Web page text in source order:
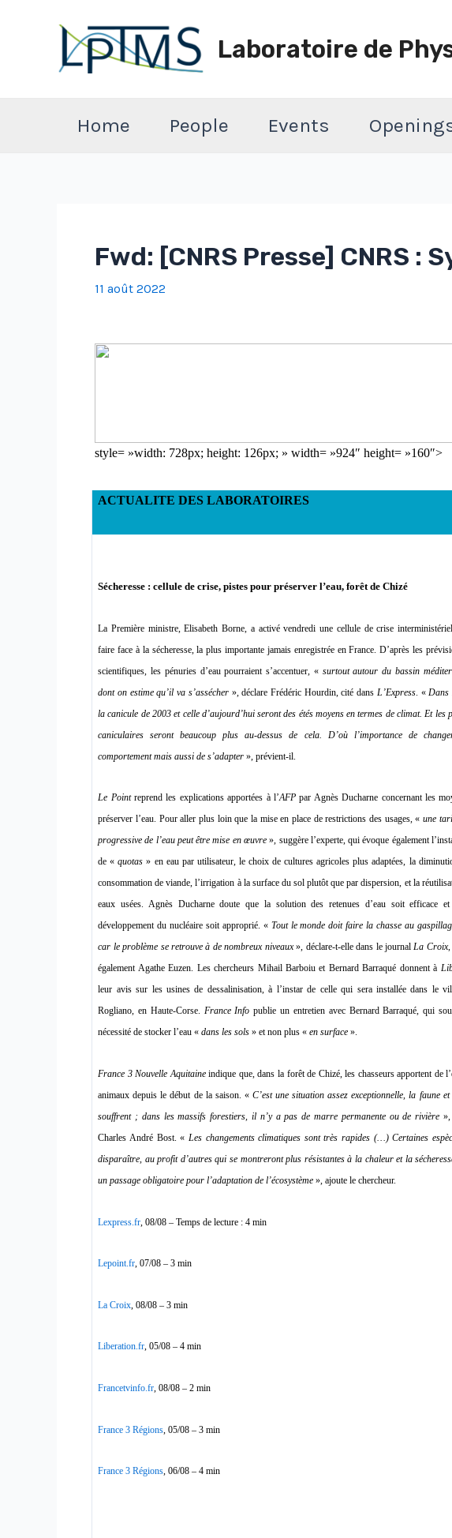
Laboratoire de
Home People Events
Fwd: [CNRS Presse] CNRS :
11 août 2022
style= »width: 728px; height: 126px; » width= »924″ height= »160″>
ACTUALITE DES LABORATOIRES
Sécheresse : cellule de crise, pistes pour préserver l’eau, forêt de Chizé
La Première ministre, Elisabeth Borne, a activé vendredi une cellule de crise
faire face à la sécheresse, la plus importante jamais enregistrée en France. D’après les
scientifiques, les pénuries d’eau pourraient s’accentuer, « surtout autour du bassin
dont on estime qu’il va s’assécher», déclare Frédéric Hourdin, cité dans L’Express. « Dans
la canicule de 2003 et celle d’aujourd’hui seront des étés moyens en termes de climat. Et les
caniculaires seront beaucoup plus au-dessus de cela. D’où l’importance de
comportement mais aussi de s’adapter », prévient-il.
Le Pointreprend les explications apportées à l’AFP par Agnès Ducharne concernant les
préserver l’eau. Pour aller plus loin que la mise en place de restrictions des usages, «une
progressive de l’eau peut être mise en œuvre», suggère l’experte, qui évoque également
de «quotas » en eau par utilisateur, le choix de cultures agricoles plus adaptées, la
consommation de viande, l’irrigation à la surface du sol plutôt que par dispersion, et la
eaux usées. Agnès Ducharne doute que la solution des retenues d’eau soit efficace
développement du nucléaire soit approprié. « Tout le monde doit faire la chasse au
car le problème se retrouve à de nombreux niveaux», déclare-t-elle dans le journalLa Croix,
également Agathe Euzen. Les chercheurs Mihail Barboiu et Bernard Barraqué donnent à
leur avis sur les usines de dessalinisation, à l’instar de celle qui sera installée dans le
Rogliano, en Haute-Corse. France Info publie un entretien avec Bernard Barraqué, qui
nécessité de stocker l’eau «dans les sols » et non plus «en surface ».
France 3 Nouvelle Aquitaineindique que, dans la forêt de Chizé, les chasseurs apportent de
animaux depuis le début de la saison. « C’est une situation assez exceptionnelle, la faune
souffrent ; dans les massifs forestiers, il n’y a pas de marre permanente ou de rivière »,
Charles André Bost. « Les changements climatiques sont très rapides (…) Certaines
disparaître, au profit d’autres qui se montreront plus résistantes à la chaleur et la
un passage obligatoire pour l’adaptation de l’écosystème», ajoute le chercheur.
Lexpress.fr , 08/08 – Temps de lecture : 4 min
Lepoint.fr, 07/08 – 3 min
La Croix , 08/08 – 3 min
Liberation.fr, 05/08 – 4 min
Francetvinfo.fr, 08/08 – 2 min
France 3 Régions , 05/08 – 3 min
France 3 Régions, 06/08 – 4 min